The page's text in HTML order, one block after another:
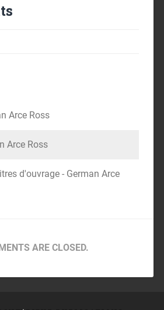
Arce Ross
Arce Ross
d'ouvrage - German Arce
ARE CLOSED.